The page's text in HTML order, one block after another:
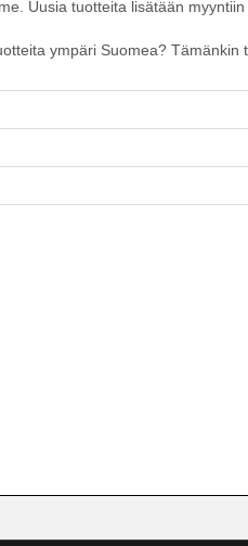
Uusia tuotteita lisätään
ympäri Suomea?